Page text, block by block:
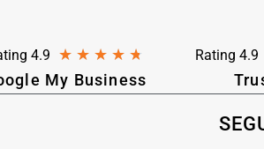
4.9 ★ ★ ★ ★ ★
My Business
Rating 4.9